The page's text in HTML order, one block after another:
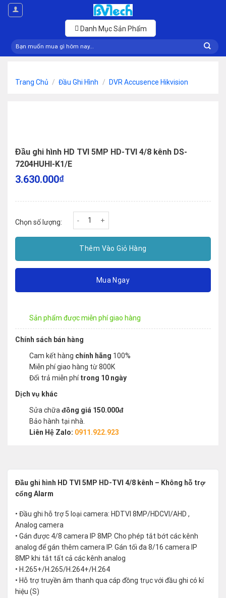
Skip
Danh Mục Sản Phẩm
Tìm
kiếm:
Trang Chủ / Đầu Ghi Hình / DVR Accusence Hikvision
Đầu ghi hình HD TVI 5MP HD-TVI 4/8 kênh DS-
7204HUHI-K1/E
3.630.000₫
Đầu ghi hình HD TVI 5MP HD-TVI 4/8 kênh DS-
Chọn số lượng:
Thêm Vào Giỏ Hàng
Mua Ngay
Sản phẩm được miễn phí giao hàng
Chính sách bán hàng
Cam kết hàng chính hãng 100%
Miễn phí giao hàng từ 800K
Đổi trả miễn phítrong 10 ngày
Dịch vụ khác
Sửa chữa đồng giá 150.000đ
Bảo hành tại nhà.
Liên Hệ Zalo: 0911.922.923
Đầu ghi hình HD TVI 5MP HD-TVI 4/8 kênh – Không hỗ trợ
cổng Alarm
• Đầu ghi hỗ trợ 5 loại camera: HDTVI 8MP/HDCVI/AHD ,
Analog camera
• Gán được 4/8 camera IP 8MP. Cho phép tắt bớt các kênh
analog để gán thêm camera IP. Gán tối đa 8/16 camera IP
8MP khi tắt tất cả các kênh analog
• H.265+/H.265/H.264+/H.264
• Hỗ trợ truyền âm thanh qua cáp đồng trục với đầu ghi có kí
hiệu (S)